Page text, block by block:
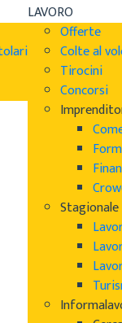
LAVORO
Offerte
Colte al
Tirocini
Concorsi
Stagionale